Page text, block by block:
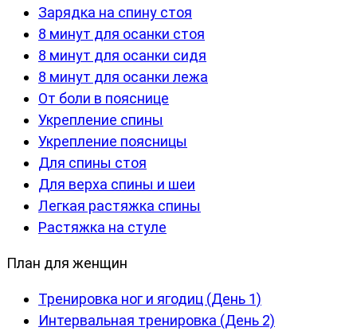
Зарядка на спину стоя
8 минут для осанки стоя
8 минут для осанки сидя
8 минут для осанки лежа
От боли в пояснице
Укрепление спины
Укрепление поясницы
Для спины стоя
Для верха спины и шеи
Легкая растяжка спины
Растяжка на стуле
План для женщин
Тренировка ног и ягодиц (День 1)
Интервальная тренировка (День 2)